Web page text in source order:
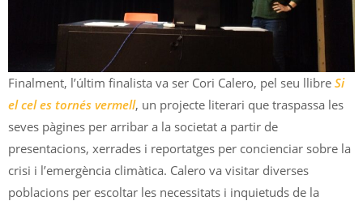
Finalment, l’últim finalista va ser Cori Calero, pel seu llibre Si
el cel es tornés vermell, un projecte literari que traspassa les
seves pàgines per arribar a la societat a partir de
presentacions, xerrades i reportatges per concienciar sobre la
crisi i l’emergència climàtica. Calero va visitar diverses
poblacions per escoltar les necessitats i inquietuds de la